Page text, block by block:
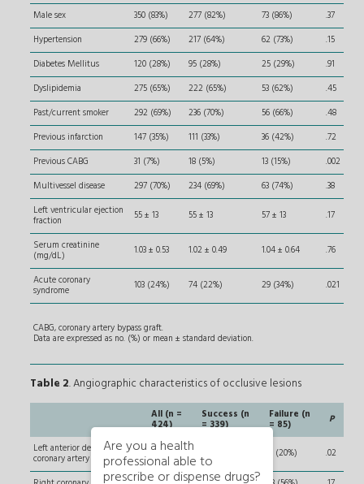
Male sex
350 (83%) 277 (82%) 73 (86%)
.37
Hypertension
279 (66%) 217 (64%) 62 (73%)
.15
Diabetes Mellitus
120 (28%) 95 (28%) 25 (29%)
.91
Dyslipidemia
275 (65%) 222 (65%) 53 (62%)
.45
Past/current smoker
292 (69%) 236 (70%) 56 (66%)
.48
Previous infarction
147 (35%) 111 (33%) 36 (42%)
.72
Previous CABG
31 (7%) 18 (5%) 13 (15%)
.002
Multivessel disease
297 (70%) 234 (69%) 63 (74%)
.38
Left ventricular ejection
fraction 55 ± 13 55 ± 13 57 ± 13 .17
Serum creatinine
(mg/dL) 1.03 ± 0.53 1.02 ± 0.49 1.04 ± 0.64 .76
Acute coronary
syndrome 103 (24%) 74 (22%) 29 (34%) .021
CABG, coronary artery bypass graft.
Data are expressed as no. (%) or mean ± standard deviation.
Table 2. Angiographic characteristics of occlusive lesions
All (n =
424)
Success (n
= 339)
Failure (n
= 85)
P
Left anterior descending
coronary artery 129 (30%) 17 (20%) .02
Are you a health
professional able to
prescribe or dispense drugs?